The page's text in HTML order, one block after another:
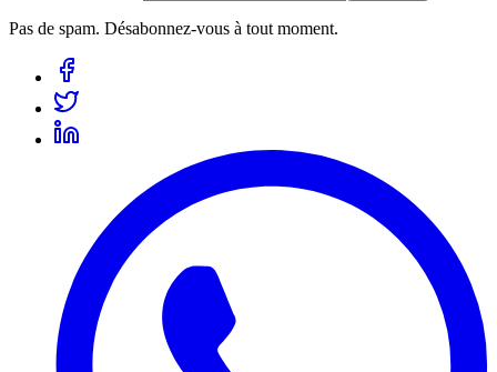
Pas de spam. Désabonnez-vous à tout moment.